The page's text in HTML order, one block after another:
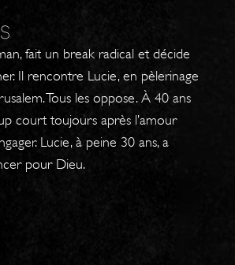
fait un break radical et décide
Il rencontre Lucie, en pèlerinage
Tous les oppose. À 40 ans
court toujours après l’amour
Lucie, à peine 30 ans, a
pour Dieu.